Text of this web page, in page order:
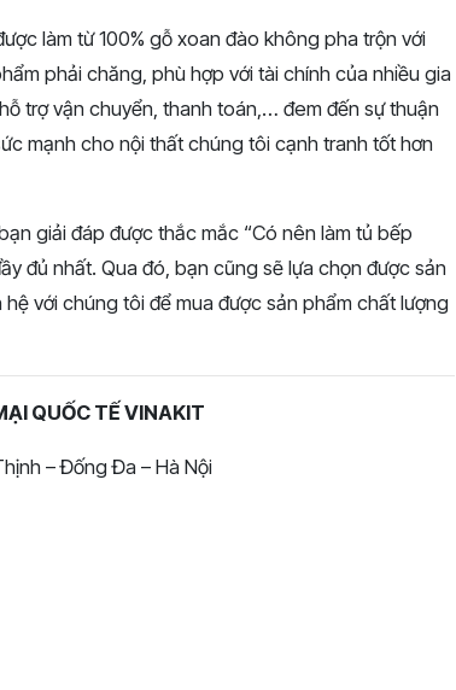
làm từ 100% gỗ xoan đào không pha trộn với
phải chăng, phù hợp với tài chính của nhiều gia
trợ vận chuyển, thanh toán,… đem đến sự thuận
mạnh cho nội thất chúng tôi cạnh tranh tốt hơn
giải đáp được thắc mắc “Có nên làm tủ bếp
đủ nhất. Qua đó, bạn cũng sẽ lựa chọn được sản
với chúng tôi để mua được sản phẩm chất lượng
QUỐC TẾ VINAKIT
– Đống Đa – Hà Nội